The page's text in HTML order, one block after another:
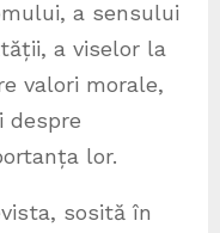
a sensului
a viselor la
valori morale,
despre
lor.
sosită în